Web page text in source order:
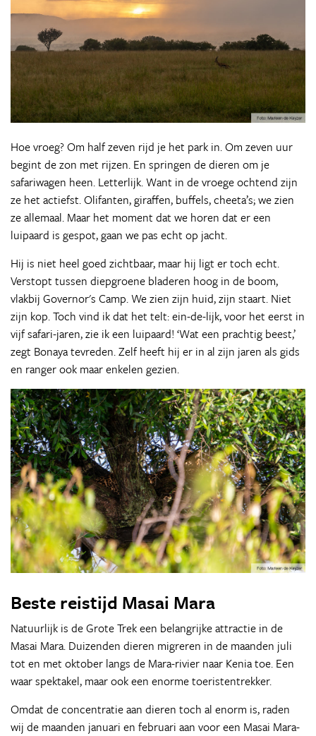
Hoe vroeg? Om half zeven rijd je het park in. Om zeven uur
begint de zon met rijzen. En springen de dieren om je
safariwagen heen. Letterlijk. Want in de vroege ochtend zijn
ze het actiefst. Olifanten, giraffen, buffels, cheeta’s; we zien
ze allemaal. Maar het moment dat we horen dat er een
luipaard is gespot, gaan we pas echt op jacht.
Hij is niet heel goed zichtbaar, maar hij ligt er toch echt.
Verstopt tussen diepgroene bladeren hoog in de boom,
vlakbij Governor's Camp. We zien zijn huid, zijn staart. Niet
zijn kop. Toch vind ik dat het telt: ein-de-lijk, voor het eerst in
vijf safari-jaren, zie ik een luipaard! ‘Wat een prachtig beest,’
zegt Bonaya tevreden. Zelf heeft hij er in al zijn jaren als gids
en ranger ook maar enkelen gezien.
Beste reistijd Masai Mara
Natuurlijk is de Grote Trek een belangrijke attractie in de
Masai Mara. Duizenden dieren migreren in de maanden juli
tot en met oktober langs de Mara-rivier naar Kenia toe. Een
waar spektakel, maar ook een enorme toeristentrekker.
Omdat de concentratie aan dieren toch al enorm is, raden
wij de maanden januari en februari aan voor een Masai Mara-